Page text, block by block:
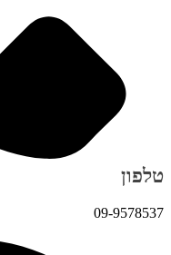
טלפון
09-9578537